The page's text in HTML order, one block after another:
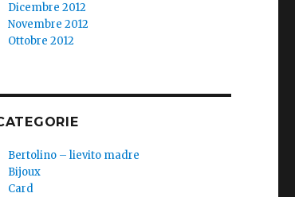
Dicembre 2012
Novembre 2012
Ottobre 2012
Bertolino – lievito madre
Bijoux
Card